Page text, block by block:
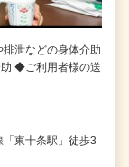
泄などの身体介助
◆ご利用者様の送
東十条駅」徒歩3